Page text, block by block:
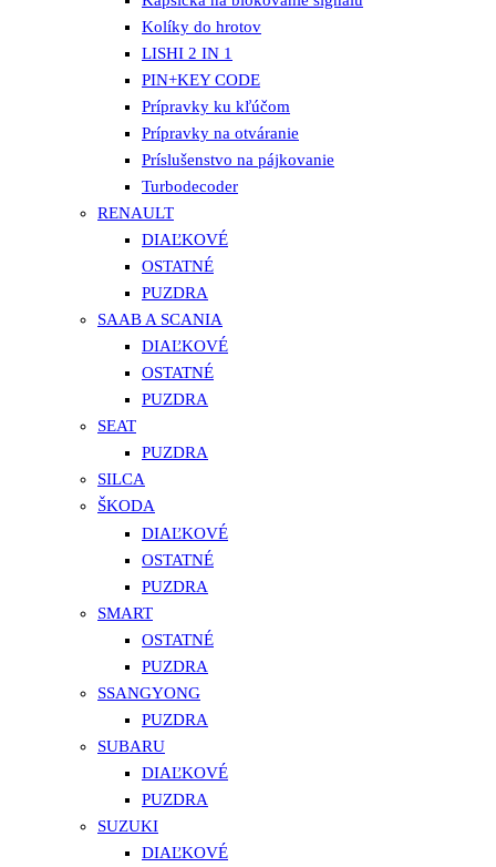
Kolíky do hrotov
LISHI 2 IN 1
PIN+KEY CODE
Prípravky ku kľúčom
Prípravky na otváranie
Príslušenstvo na pájkovanie
Turbodecoder
RENAULT
DIAĽKOVÉ
OSTATNÉ
PUZDRA
SAAB A SCANIA
DIAĽKOVÉ
OSTATNÉ
PUZDRA
SEAT
PUZDRA
SILCA
ŠKODA
DIAĽKOVÉ
OSTATNÉ
PUZDRA
SMART
OSTATNÉ
PUZDRA
SSANGYONG
PUZDRA
SUBARU
DIAĽKOVÉ
PUZDRA
SUZUKI
DIAĽKOVÉ